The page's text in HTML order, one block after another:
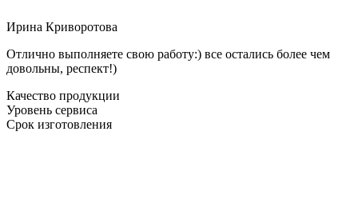
Ирина Криворотова
Отлично выполняете свою работу:) все остались более чем
довольны, респект!)
Качество продукции
Уровень сервиса
Срок изготовления